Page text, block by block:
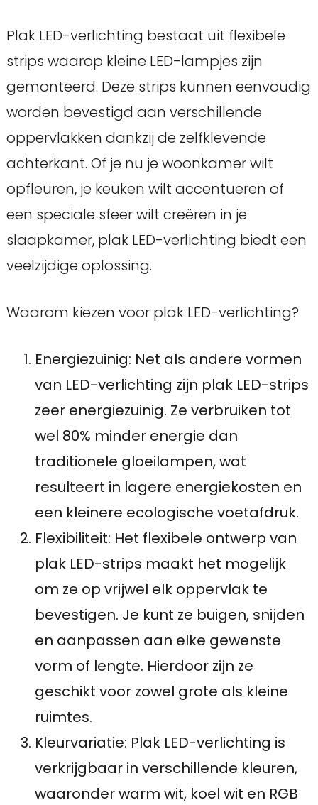
Plak LED-verlichting bestaat uit flexibele
strips waarop kleine LED-lampjes zijn
gemonteerd. Deze strips kunnen eenvoudig
worden bevestigd aan verschillende
oppervlakken dankzij de zelfklevende
achterkant. Of je nu je woonkamer wilt
opfleuren, je keuken wilt accentueren of
een speciale sfeer wilt creëren in je
slaapkamer, plak LED-verlichting biedt een
veelzijdige oplossing.
Waarom kiezen voor plak LED-verlichting?
Energiezuinig: Net als andere vormen
van LED-verlichting zijn plak LED-strips
zeer energiezuinig. Ze verbruiken tot
wel 80% minder energie dan
traditionele gloeilampen, wat
resulteert in lagere energiekosten en
een kleinere ecologische voetafdruk.
Flexibiliteit: Het flexibele ontwerp van
plak LED-strips maakt het mogelijk
om ze op vrijwel elk oppervlak te
bevestigen. Je kunt ze buigen, snijden
en aanpassen aan elke gewenste
vorm of lengte. Hierdoor zijn ze
geschikt voor zowel grote als kleine
ruimtes.
Kleurvariatie: Plak LED-verlichting is
verkrijgbaar in verschillende kleuren,
waaronder warm wit, koel wit en RGB